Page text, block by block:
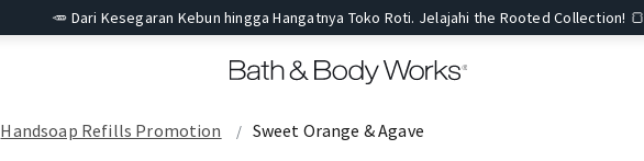
🥕 Dari Kesegaran Kebun hingga Hangatnya Toko Roti. Jelajahi the Rooted Collection! 🍞
Handsoap Refills Promotion Sweet Orange & Agave